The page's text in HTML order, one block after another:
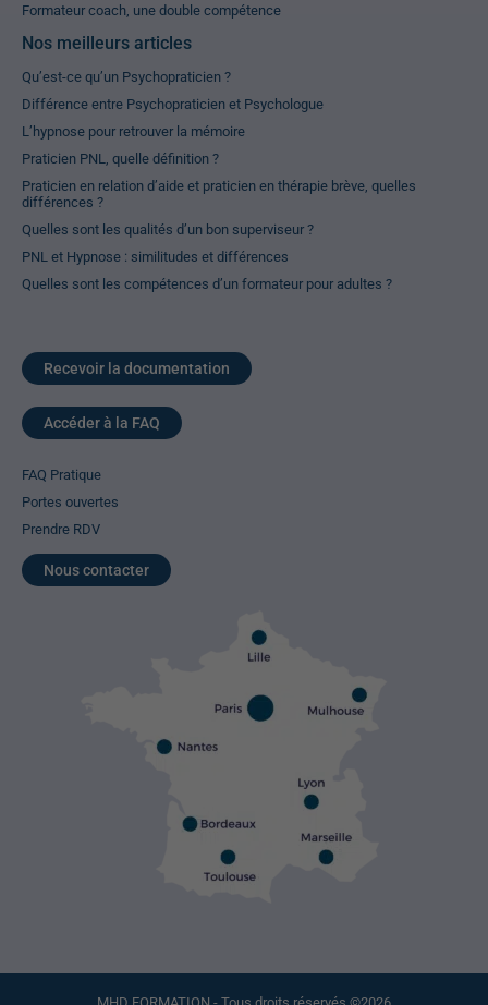
Formateur coach, une double compétence
Nos meilleurs articles
Qu’est-ce qu’un Psychopraticien ?
Différence entre Psychopraticien et Psychologue
L’hypnose pour retrouver la mémoire
Praticien PNL, quelle définition ?
Praticien en relation d’aide et praticien en thérapie brève, quelles
différences ?
Quelles sont les qualités d’un bon superviseur ?
PNL et Hypnose : similitudes et différences
Quelles sont les compétences d’un formateur pour adultes ?
Recevoir la documentation
Accéder à la FAQ
FAQ Pratique
Portes ouvertes
Prendre RDV
Nous contacter